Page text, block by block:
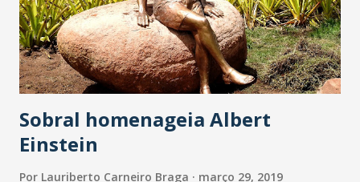
Sobral homenageia Albert
Einstein
Por Lauriberto Carneiro Braga março 29, 2019